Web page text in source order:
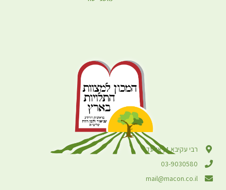
רבי עקיבא 4, אלעד
03-9030580
mail@macon.co.il